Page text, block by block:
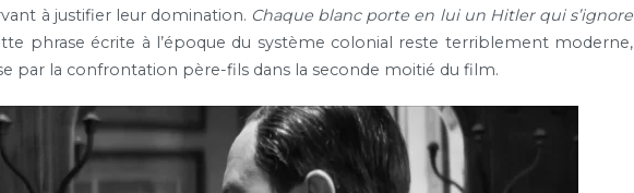
à justifier leur domination. Chaque blanc porte en lui un Hitler qui s’ignore
phrase écrite à l’époque du système colonial reste terriblement moderne,
par la confrontation père-fils dans la seconde moitié du film.